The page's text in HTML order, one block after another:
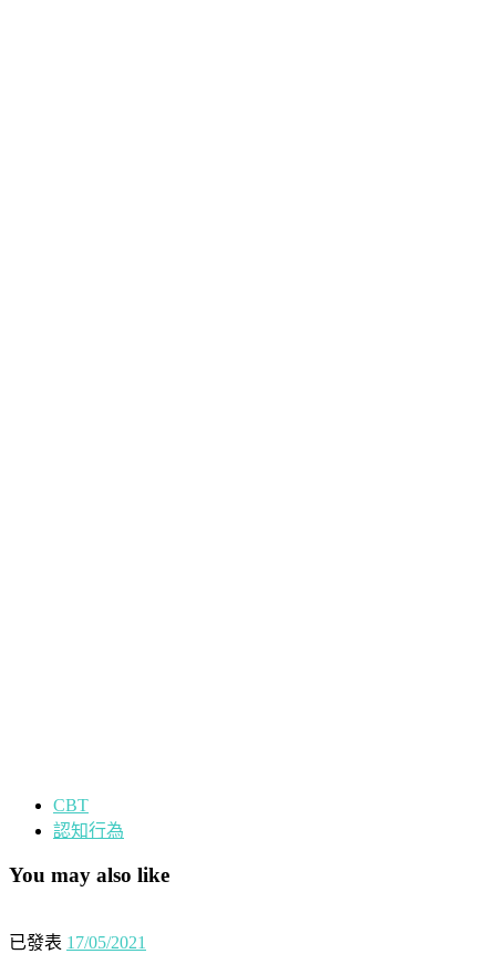
CBT
認知行為
You may also like
已發表 17/05/2021